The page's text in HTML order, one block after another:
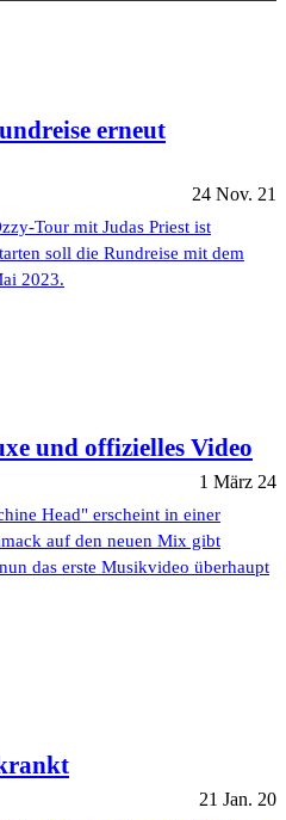
erneut
24 Nov. 21
Tour mit Judas Priest ist
soll die Rundreise mit dem
2023.
und offizielles Video
1 März 24
Head" erscheint in einer
auf den neuen Mix gibt
das erste Musikvideo überhaupt
21 Jan. 20